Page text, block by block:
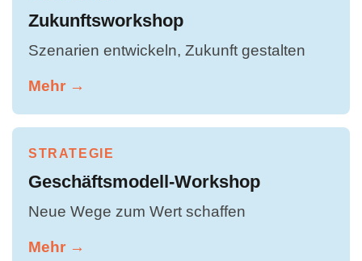
Zukunftsworkshop
Szenarien entwickeln, Zukunft gestalten
Mehr →
STRATEGIE
Geschäftsmodell-Workshop
Neue Wege zum Wert schaffen
Mehr →